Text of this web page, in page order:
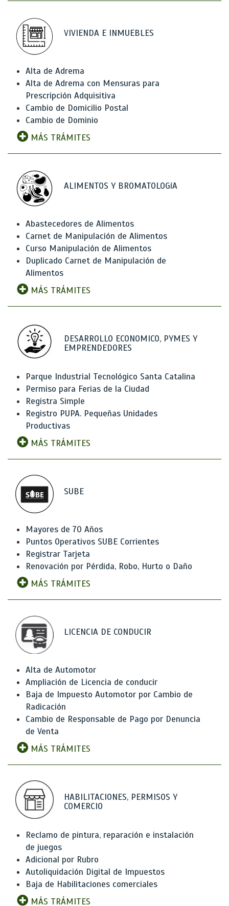
VIVIENDA E INMUEBLES
Alta de Adrema
Alta de Adrema con Mensuras para
Prescripción Adquisitiva
Cambio de Domicilio Postal
Cambio de Dominio
MÁS TRÁMITES
ALIMENTOS Y BROMATOLOGíA
Abastecedores de Alimentos
Carnet de Manipulación de Alimentos
Curso Manipulación de Alimentos
Duplicado Carnet de Manipulación de
Alimentos
MÁS TRÁMITES
DESARROLLO ECONOMICO, PYMES Y
EMPRENDEDORES
Parque Industrial Tecnológico Santa Catalina
Permiso para Ferias de la Ciudad
Registra Simple
Registro PUPA. Pequeñas Unidades
Productivas
MÁS TRÁMITES
SUBE
Mayores de 70 Años
Puntos Operativos SUBE Corrientes
Registrar Tarjeta
Renovación por Pérdida, Robo, Hurto o Daño
MÁS TRÁMITES
LICENCIA DE CONDUCIR
Alta de Automotor
Ampliación de Licencia de conducir
Baja de Impuesto Automotor por Cambio de
Radicación
Cambio de Responsable de Pago por Denuncia
de Venta
MÁS TRÁMITES
HABILITACIONES, PERMISOS Y
COMERCIO
Reclamo de pintura, reparación e instalación
de juegos
Adicional por Rubro
Autoliquidación Digital de Impuestos
Baja de Habilitaciones comerciales
MÁS TRÁMITES